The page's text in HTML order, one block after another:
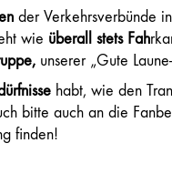
der Verkehrsverbünde
wie überall stets Fah
unserer „Gute
habt, wie den
bitte auch an die
finden!